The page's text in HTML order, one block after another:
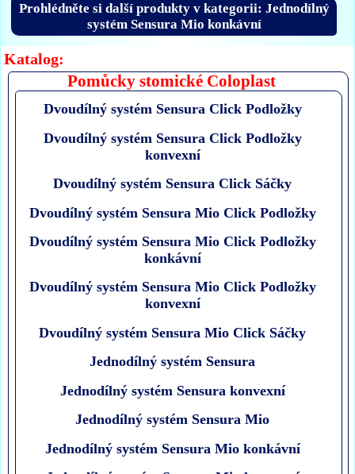
Katalog:
Pomůcky stomické Coloplast
Dvoudílný systém Sensura Click Podložky
Dvoudílný systém Sensura Click Podložky
konvexní
Dvoudílný systém Sensura Click Sáčky
Dvoudílný systém Sensura Mio Click Podložky
Dvoudílný systém Sensura Mio Click Podložky
konkávní
Dvoudílný systém Sensura Mio Click Podložky
konvexní
Dvoudílný systém Sensura Mio Click Sáčky
Jednodílný systém Sensura
Jednodílný systém Sensura konvexní
Jednodílný systém Sensura Mio
Jednodílný systém Sensura Mio konkávní
Prohlédněte si další produkty v kategorii: Jednodílný
systém Sensura Mio konkávní